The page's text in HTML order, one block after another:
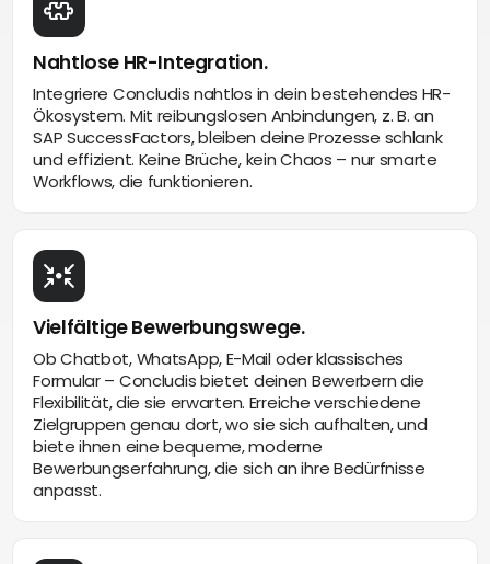
Nahtlose HR-Integration.
Integriere Concludis nahtlos in dein bestehendes HR-
Ökosystem. Mit reibungslosen Anbindungen, z. B. an
SAP SuccessFactors, bleiben deine Prozesse schlank
und effizient. Keine Brüche, kein Chaos – nur smarte
Workflows, die funktionieren.
Vielfältige Bewerbungswege.
Ob Chatbot, WhatsApp, E-Mail oder klassisches
Formular – Concludis bietet deinen Bewerbern die
Flexibilität, die sie erwarten. Erreiche verschiedene
Zielgruppen genau dort, wo sie sich aufhalten, und
biete ihnen eine bequeme, moderne
Bewerbungserfahrung, die sich an ihre Bedürfnisse
anpasst.